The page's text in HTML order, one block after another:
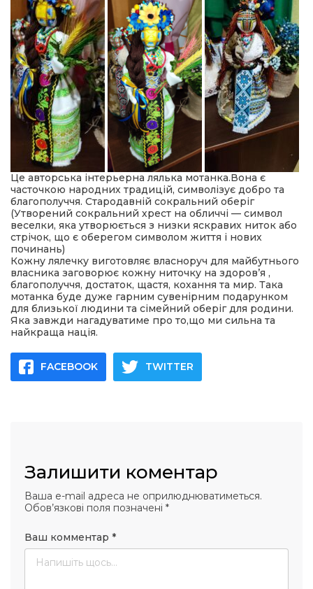
Це авторська інтерьерна лялька мотанка.Вона є
часточкою народних традицій, символізує добро та
благополуччя. Стародавній сокральний оберіг
(Утворений сокральний хрест на обличчі — символ
веселки, яка утворюється з низки яскравих ниток або
стрічок, що є оберегом символом життя і нових
починань)
Кожну лялечку виготовляє власноруч для майбутнього
власника заговорює кожну ниточку на здоров’я ,
благополуччя, достаток, щастя, кохання та мир. Така
мотанка буде дуже гарним сувенірним подарунком
для близької людини та сімейний оберіг для родини.
Яка завжди нагадуватиме про то,що ми сильна та
найкраща нація.
FACEBOOK TWITTER
Залишити коментар
Ваша e-mail адреса не оприлюднюватиметься.
Обов’язкові поля позначені *
Ваш комментар *